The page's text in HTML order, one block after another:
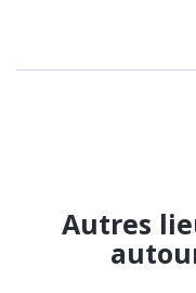
Autres